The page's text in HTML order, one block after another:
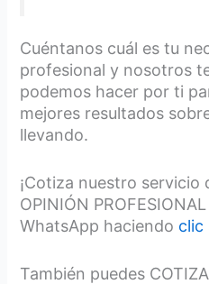
Cuéntanos cuál es tu
profesional y nosotros
podemos hacer por ti
mejores resultados
llevando.
¡Cotiza nuestro servicio
OPINIÓN
WhatsApp haciendo clic
También puedes